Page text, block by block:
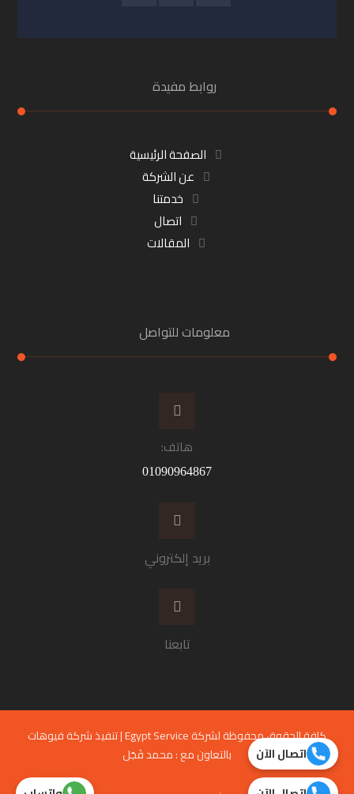
اتصال الآن
روابط مفيدة
الصفحة الرئيسية
عن الشركة
خدمتنا
اتصال
المقالات
معلومات للتواصل
هاتف:
01090964867
بريد إلكتروني
تابعنا
كافة الحقوق محفوظة لشركة Egypt Service | تنفيذ شركة
فيوهات
بالتعاون مع :محمد فَجَل